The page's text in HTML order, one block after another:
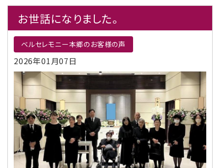
お世話になりました。
ベルセレモニー本郷のお客様の声
2026年01月07日